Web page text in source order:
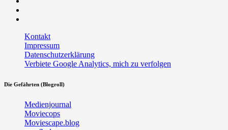
Kontakt
Impressum
Datenschutzerklärung
Verbiete Google Analytics, mich zu verfolgen
Die Gefährten (Blogroll)
Medienjournal
Moviecops
Moviescape.blog